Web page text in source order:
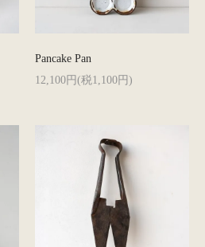
Pancake Pan
12,100円(税1,100円)